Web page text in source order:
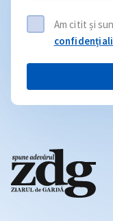
Am citit și